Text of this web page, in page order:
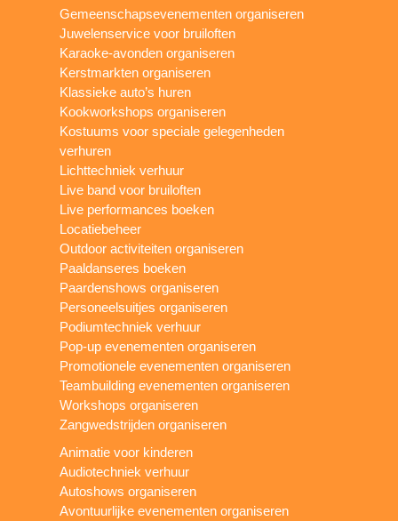
Gemeenschapsevenementen organiseren
Juwelenservice voor bruiloften
Karaoke-avonden organiseren
Kerstmarkten organiseren
Klassieke auto’s huren
Kookworkshops organiseren
Kostuums voor speciale gelegenheden
verhuren
Lichttechniek verhuur
Live band voor bruiloften
Live performances boeken
Locatiebeheer
Outdoor activiteiten organiseren
Paaldanseres boeken
Paardenshows organiseren
Personeelsuitjes organiseren
Podiumtechniek verhuur
Pop-up evenementen organiseren
Promotionele evenementen organiseren
Teambuilding evenementen organiseren
Workshops organiseren
Zangwedstrijden organiseren
Animatie voor kinderen
Audiotechniek verhuur
Autoshows organiseren
Avontuurlijke evenementen organiseren